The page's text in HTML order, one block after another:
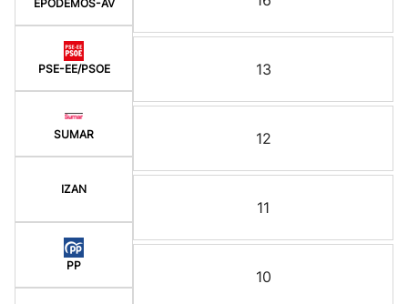
EPODEMOS-AV
PSE-EE/PSOE
SUMAR
IZAN
PP
13
12
11
10